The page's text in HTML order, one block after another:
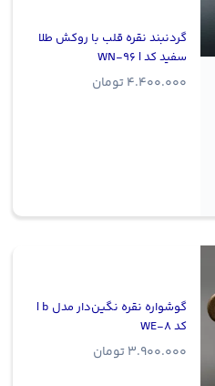
گردنبند نقره قلب با روکش طلا
سفید کد | WN-96
4.400.000 تومان
گوشواره نقره نگین‌دار مدل b |
کد WE-8
3.900.000 تومان